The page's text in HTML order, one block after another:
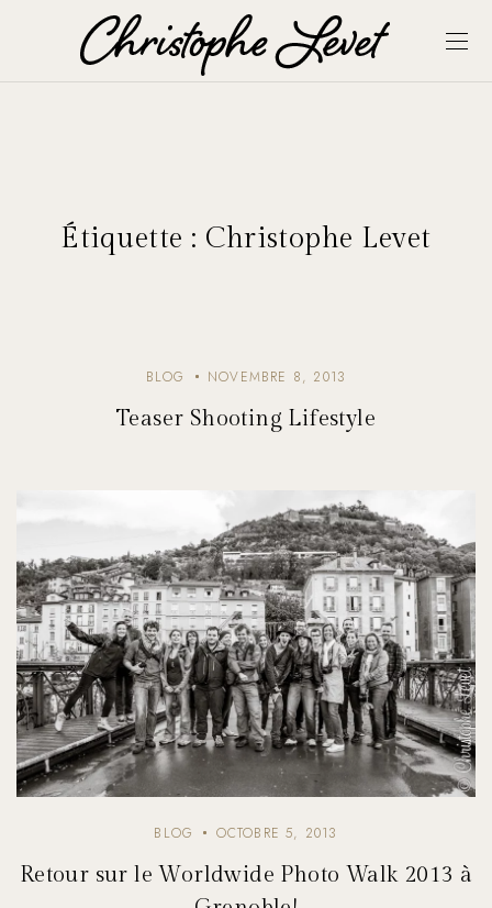
Étiquette : Christophe Levet
BLOG NOVEMBRE 8, 2013
Teaser Shooting Lifestyle
BLOG OCTOBRE 5, 2013
Retour sur le Worldwide Photo Walk 2013 à